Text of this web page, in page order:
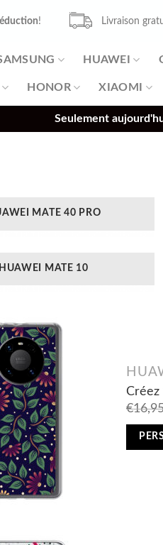
! Livraison
HUAWEI
HONOR XIAOMI
Seulement
MATE 40 PRO
HUAWEI MATE 10
€